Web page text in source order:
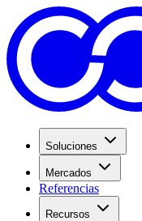
Soluciones
Mercados
Referencias
Recursos